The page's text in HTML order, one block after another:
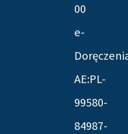
00
e-
AE:PL-
99580-
84987-